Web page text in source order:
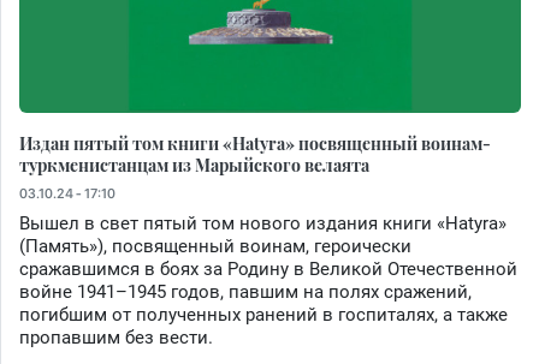
Издан пятый том книги «Hatyra» посвященный воинам-
туркменистанцам из Марыйского велаята
03.10.24 - 17:10
Вышел в свет пятый том нового издания книги «Hatyra»
(Память»), посвященный воинам, героически
сражавшимся в боях за Родину в Великой Отечественной
войне 1941–1945 годов, павшим на полях сражений,
погибшим от полученных ранений в госпиталях, а также
пропавшим без вести.